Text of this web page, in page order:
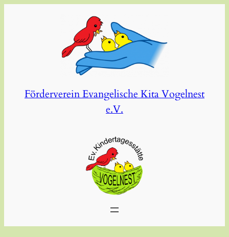
Förderverein Evangelische Kita Vogelnest
e.V.